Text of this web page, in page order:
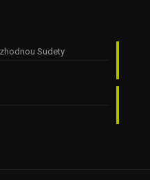
Sudety